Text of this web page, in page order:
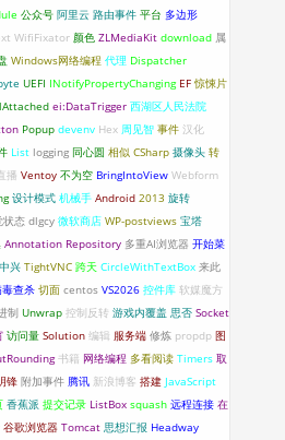
公众号 阿里云 路由事件 平台 多边形
WifiFixator 颜色 ZLMediaKit download 属
Windows网络编程 代理 Dispatcher
UEFI INotifyPropertyChanging EF 惊悚片
ei:DataTrigger 西湖区人民法院
Popup devenv Hex 周见智 事件 汉化
List logging 同心圆 相似 CSharp 摄像头 转
播 Ventoy 不为空 BringIntoView Webform
设计模式 机械手 Android 2013 旋转
状态 dlgcy 微软商店 WP-postviews 宝塔
Annotation Repository 多重AI浏览器 开始菜
中兴 TightVNC 跨天 CircleWithTextBox 来此
查杀 切面 centos VS2026 控件库 软媒魔方
制 Unwrap 控制反转 游戏内覆盖 思否 Socket
访问量 Solution 编辑 服务端 修炼 propdp 图
书籍 网络编程 多看阅读 Timers 取
锋 附加事件 腾讯 新浪博客 搭建 JavaScript
香蕉派 提交记录 ListBox squash 远程连接 在
谷歌浏览器 Tomcat 思想汇报 Headway